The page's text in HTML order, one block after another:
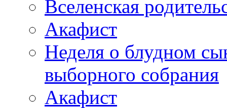
Вселенская
Акафист
Неделя о блудном
выборного собрания
Акафист